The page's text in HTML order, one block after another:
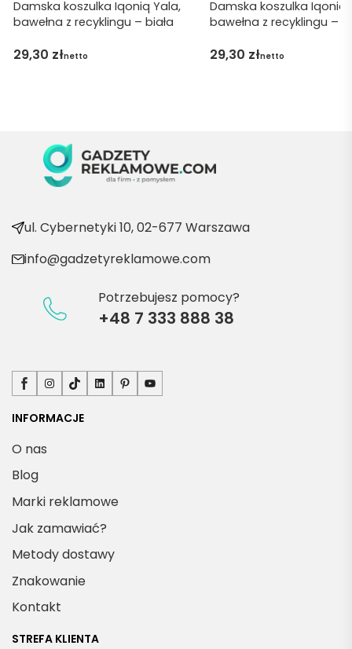
obsłu
pani
kty
Damska koszulka Iqoniq Yala,
bawełna z recyklingu – biała
29,30 złnetto
Damska koszulka Iqoniq
bawełna z recyklingu –
29,30 złnetto
ul. Cybernetyki 10, 02-677 Warszawa
info@gadzetyreklamowe.com
Potrzebujesz pomocy?
+48 7 333 888 38
Facebook
Instagram
TikTokLinkedInPinterestYouTube
INFORMACJE
O nas
Blog
Marki reklamowe
Jak zamawiać?
Metody dostawy
Znakowanie
Kontakt
STREFA KLIENTA